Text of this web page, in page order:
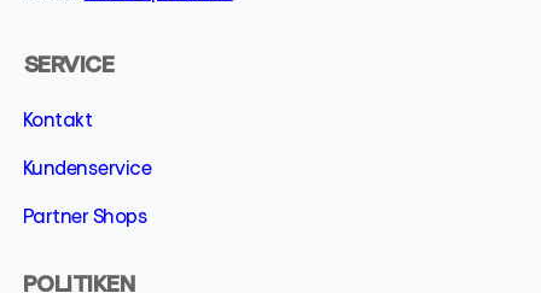
SERVICE
Kontakt
Kundenservice
Partner Shops
POLITIKEN